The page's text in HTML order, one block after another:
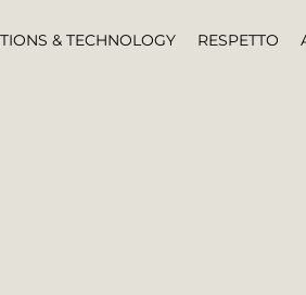
RESPETTO
& TECHNOLOGY